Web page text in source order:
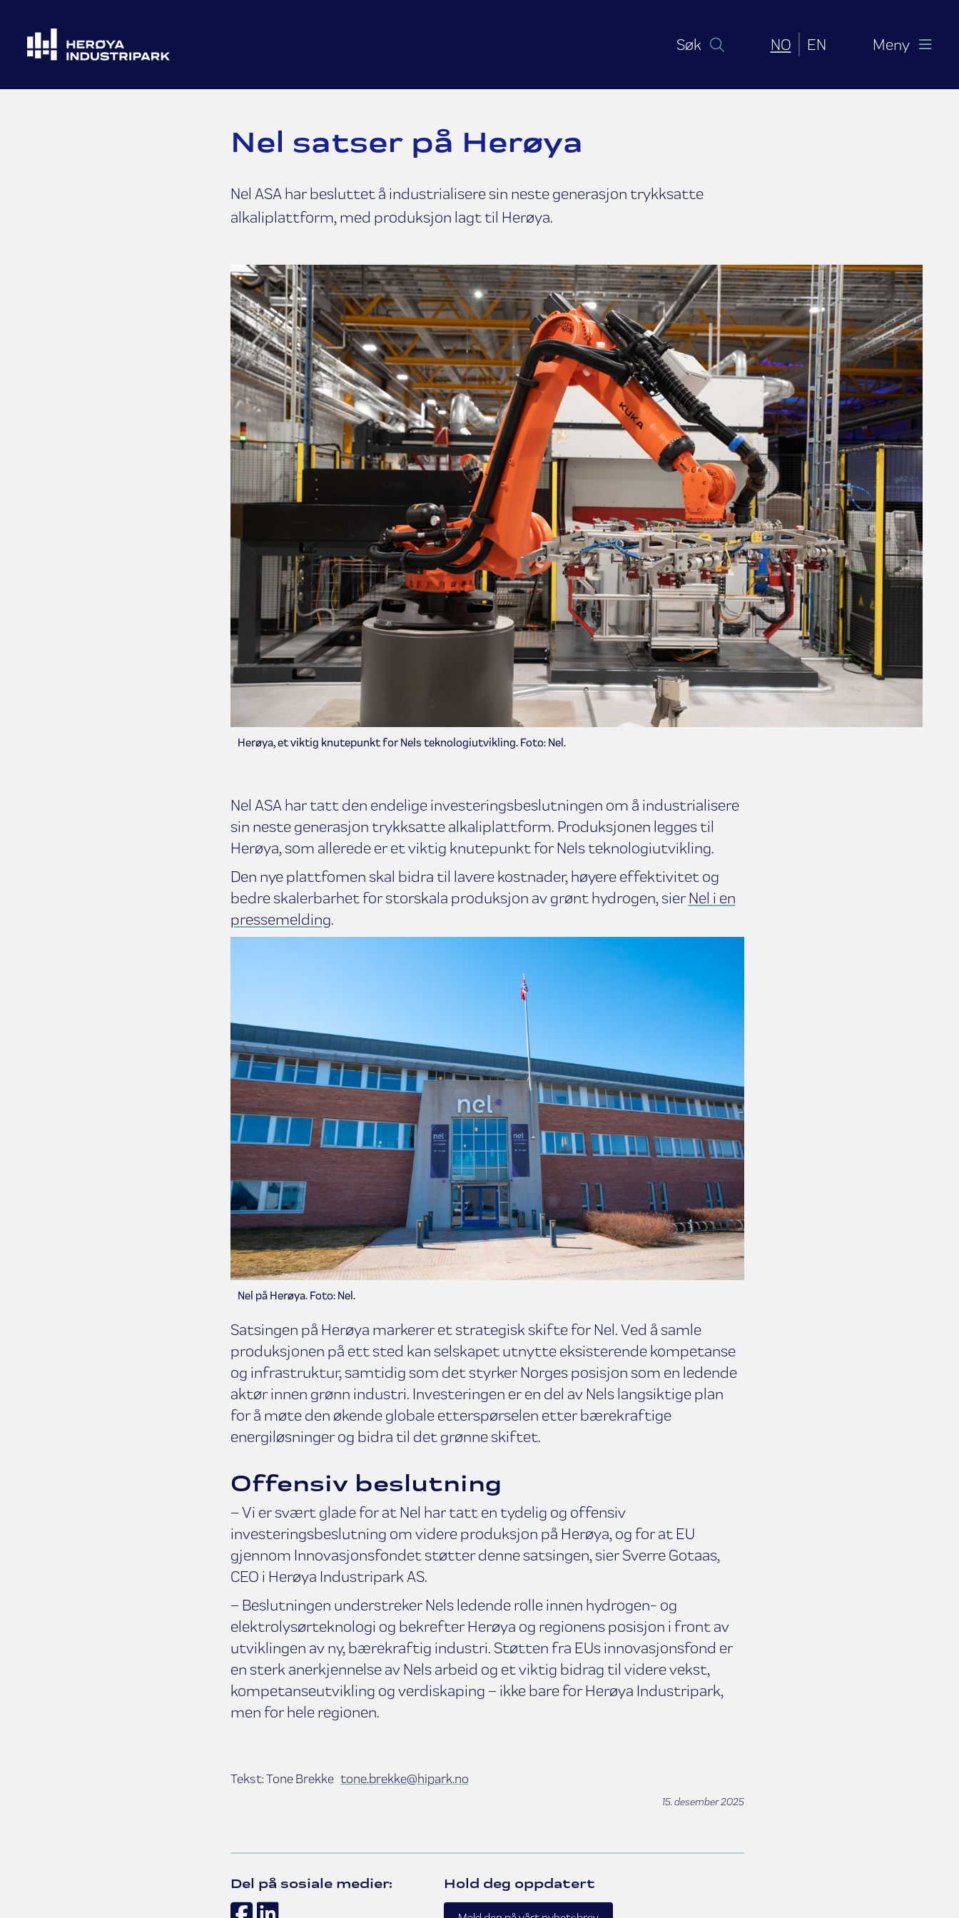
Søk NONorsk bokmål
ENEnglish (United
Meny
Nel satser på Herøya
Nel ASA har besluttet å industrialisere sin neste generasjon trykksatte
alkaliplattform, med produksjon lagt til Herøya.
Herøya, et viktig knutepunkt for Nels teknologiutvikling. Foto: Nel.
Nel ASA har tatt den endelige investeringsbeslutningen om å industrialisere
sin neste generasjon trykksatte alkaliplattform. Produksjonen legges til
Herøya, som allerede er et viktig knutepunkt for Nels teknologiutvikling.
Den nye plattfomen skal bidra til lavere kostnader, høyere effektivitet og
bedre skalerbarhet for storskala produksjon av grønt hydrogen, sierNel i en
pressemelding.
Nel på Herøya. Foto: Nel.
Satsingen på Herøya markerer et strategisk skifte for Nel. Ved å samle
produksjonen på ett sted kan selskapet utnytte eksisterende kompetanse
og infrastruktur, samtidig som det styrker Norges posisjon som en ledende
aktør innen grønn industri. Investeringen er en del av Nels langsiktige plan
for å møte den økende globale etterspørselen etter bærekraftige
energiløsninger og bidra til det grønne skiftet.
Offensiv beslutning
– Vi er svært glade for at Nel har tatt en tydelig og offensiv
investeringsbeslutning om videre produksjon på Herøya, og for at EU
gjennom Innovasjonsfondet støtter denne satsingen, sier Sverre Gotaas,
CEO i Herøya Industripark AS.
– Beslutningen understreker Nels ledende rolle innen hydrogen- og
elektrolysørteknologi og bekrefter Herøya og regionens posisjon i front av
utviklingen av ny, bærekraftig industri. Støtten fra EUs innovasjonsfond er
en sterk anerkjennelse av Nels arbeid og et viktig bidrag til videre vekst,
kompetanseutvikling og verdiskaping – ikke bare for Herøya Industripark,
men for hele regionen.
Tekst: Tone Brekke tone.brekke@hipark.no
15. desember 2025
Del på sosiale medier: Hold deg oppdatert